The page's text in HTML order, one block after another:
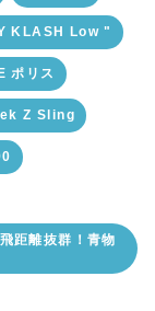
KLASH Low "
ポリス
Z Sling
距離抜群！青物